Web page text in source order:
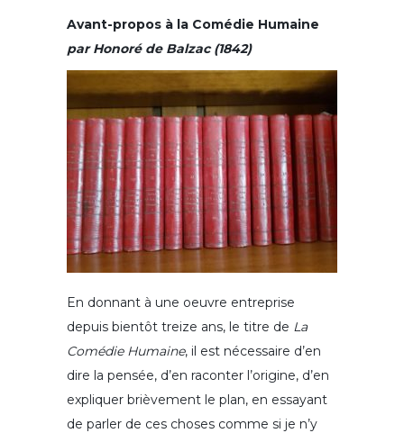
Avant-propos à la Comédie Humaine
par Honoré de Balzac (1842)
En donnant à une oeuvre entreprise
depuis bientôt treize ans, le titre de La
Comédie Humaine, il est nécessaire d’en
dire la pensée, d’en raconter l’origine, d’en
expliquer brièvement le plan, en essayant
de parler de ces choses comme si je n’y